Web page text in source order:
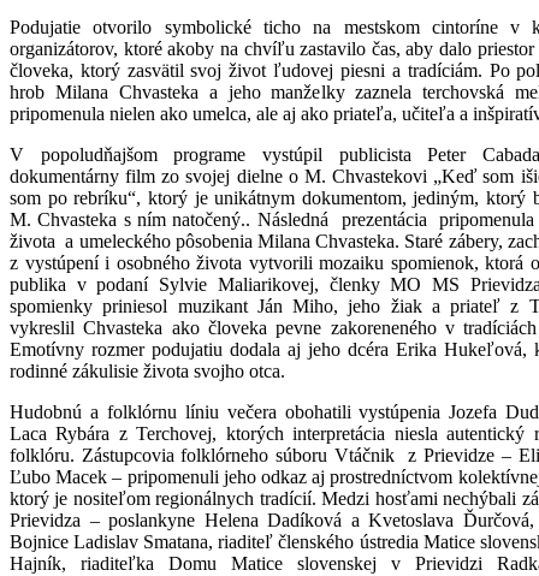
Podujatie otvorilo symbolické ticho na mestskom cintoríne v
organizátorov, ktoré akoby na chvíľu zastavilo čas, aby dalo priestor
človeka, ktorý zasvätil svoj život ľudovej piesni a tradíciám. Po
hrob Milana Chvasteka a jeho manželky zaznela terchovská
pripomenula nielen ako umelca, ale aj ako priateľa, učiteľa a
V popoludňajšom programe vystúpil publicista Peter
dokumentárny film zo svojej dielne o M. Chvastekovi „Keď som
som po rebríku“, ktorý je unikátnym dokumentom, jediným, ktorý
M. Chvasteka s ním natočený.. Následná prezentácia
života a umeleckého pôsobenia Milana Chvasteka. Staré zábery,
z vystúpení i osobného života vytvorili mozaiku spomienok, ktorá
publika v podaní Sylvie Maliarikovej, členky MO MS
spomienky priniesol muzikant Ján Miho, jeho žiak a priateľ z
vykreslil Chvasteka ako človeka pevne zakoreneného v
Emotívny rozmer podujatiu dodala aj jeho dcéra Erika Hukeľová,
rodinné zákulisie života svojho otca.
Hudobnú a folklórnu líniu večera obohatili vystúpenia Jozefa
Laca Rybára z Terchovej, ktorých interpretácia niesla autentický
folklóru. Zástupcovia folklórneho súboru Vtáčnik z Prievidze –
Ľubo Macek – pripomenuli jeho odkaz aj prostredníctvom
ktorý je nositeľom regionálnych tradícií. Medzi hosťami nechýbali
Prievidza – poslankyne Helena Dadíková a Kvetoslava Ďurčová,
Bojnice Ladislav Smatana, riaditeľ členského ústredia Matice
Hajník, riaditeľka Domu Matice slovenskej v Prievidzi